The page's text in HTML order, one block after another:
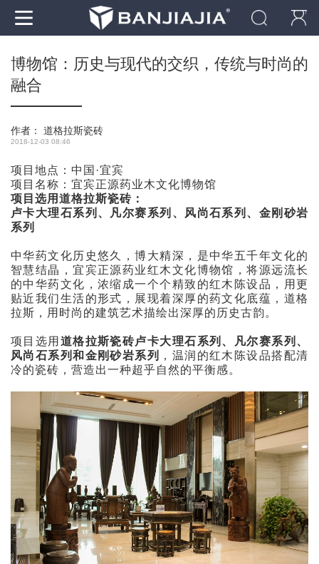
博物馆：历史与现代的交织，传统与时尚的
融合
作者： 道格拉斯瓷砖
2018-12-03 08:46
项目地点：中国·宜宾
项目名称：宜宾正源药业木文化博物馆
项目选用道格拉斯瓷砖：
卢卡大理石系列、凡尔赛系列、风尚石系列、金刚砂岩
系列
中华药文化历史悠久，博大精深，是中华五千年文化的
智慧结晶，宜宾正源药业红木文化博物馆，将源远流长
的中华药文化，浓缩成一个个精致的红木陈设品，用更
贴近我们生活的形式，展现着深厚的药文化底蕴，道格
拉斯，用时尚的建筑艺术描绘出深厚的历史古韵。
项目选用 道格拉斯瓷砖卢卡大理石系列、凡尔赛系列、
风尚石系列和金刚砂岩系列
，温润的红木陈设品搭配清
冷的瓷砖，营造出一种超乎自然的平衡感。